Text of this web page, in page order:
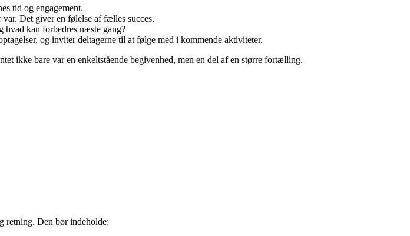
tid og engagement.
Det giver en følelse af fælles succes.
hvad kan forbedres næste gang?
og inviter deltagerne til at følge med i kommende aktiviteter.
ikke bare var en enkeltstående begivenhed, men en del af en større fortælling.
retning. Den bør indeholde: